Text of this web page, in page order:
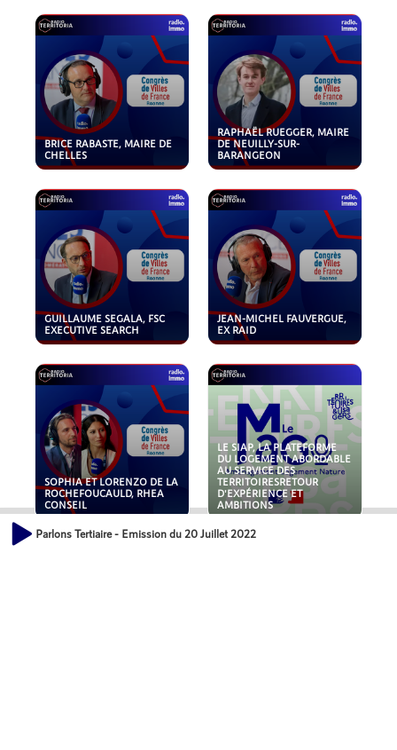
BRICE RABASTE, MAIRE DE
CHELLES
RAPHAËL RUEGGER, MAIRE
DE NEUILLY-SUR-
BARANGEON
GUILLAUME SEGALA, FSC
EXECUTIVE SEARCH
JEAN-MICHEL FAUVERGUE,
EX RAID
SOPHIA ET LORENZO DE LA
ROCHEFOUCAULD, RHEA
CONSEIL
LE SIAP, LA PLATEFORME
DU LOGEMENT ABORDABLE
AU SERVICE DES
TERRITOIRESRETOUR
D'EXPÉRIENCE ET
AMBITIONS
Parlons Tertiaire - Emission du 20 Juillet 2022